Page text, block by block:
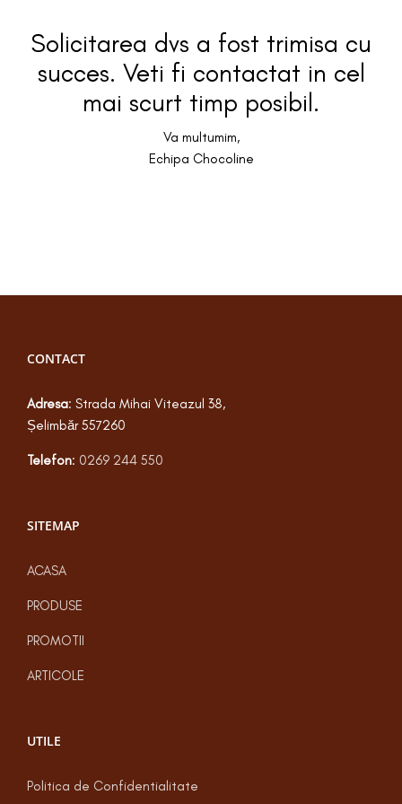
Solicitarea dvs a fost trimisa cu
succes. Veti fi contactat in cel
mai scurt timp posibil.
Va multumim,
Echipa Chocoline
CONTACT
Adresa: Strada Mihai Viteazul 38,
Șelimbăr 557260
Telefon: 0269 244 550
SITEMAP
ACASA
PRODUSE
PROMOTII
ARTICOLE
UTILE
Politica de Confidentialitate